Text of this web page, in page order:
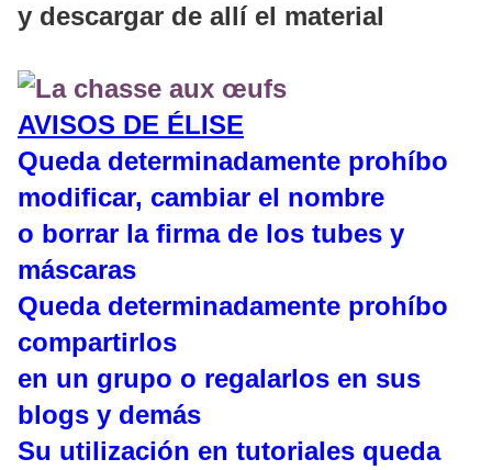
y descargar de allí el material
AVISOS DE ÉLISE
Queda determinadamente prohíbo
modificar, cambiar el nombre
o borrar la firma de los tubes y
máscaras
Queda determinadamente prohíbo
compartirlos
en un grupo o regalarlos en sus
blogs y demás
Su utilización en tutoriales queda